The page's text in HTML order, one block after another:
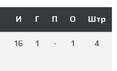
И Г П О Штр
16 1 - 1 4